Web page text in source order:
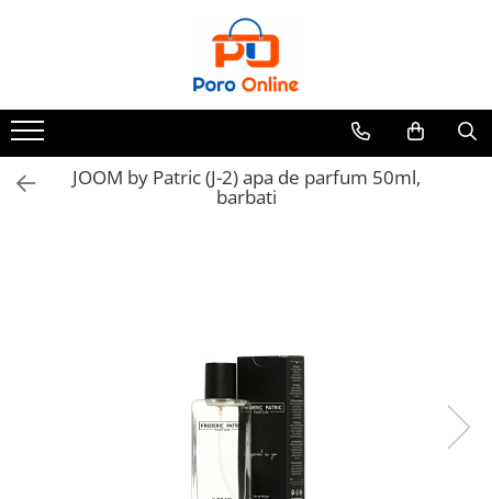
Clone
Parfum Barbati
Parfum FemeiJOOM by Patric (J-2) apa de parfum 50ml,
barbati